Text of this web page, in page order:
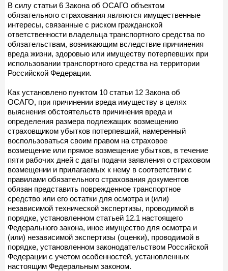
В силу статьи 6 Закона об ОСАГО объектом
обязательного страхования являются имущественные
интересы, связанные с риском гражданской
ответственности владельца транспортного средства по
обязательствам, возникающим вследствие причинения
вреда жизни, здоровью или имуществу потерпевших при
использовании транспортного средства на территории
Российской Федерации.
Как установлено пунктом 10 статьи 12 Закона об
ОСАГО, при причинении вреда имуществу в целях
выяснения обстоятельств причинения вреда и
определения размера подлежащих возмещению
страховщиком убытков потерпевший, намеренный
воспользоваться своим правом на страховое
возмещение или прямое возмещение убытков, в течение
пяти рабочих дней с даты подачи заявления о страховом
возмещении и прилагаемых к нему в соответствии с
правилами обязательного страхования документов
обязан представить поврежденное транспортное
средство или его остатки для осмотра и (или)
независимой технической экспертизы, проводимой в
порядке, установленном статьей 12.1 настоящего
Федерального закона, иное имущество для осмотра и
(или) независимой экспертизы (оценки), проводимой в
порядке, установленном законодательством Российской
Федерации с учетом особенностей, установленных
настоящим Федеральным законом.